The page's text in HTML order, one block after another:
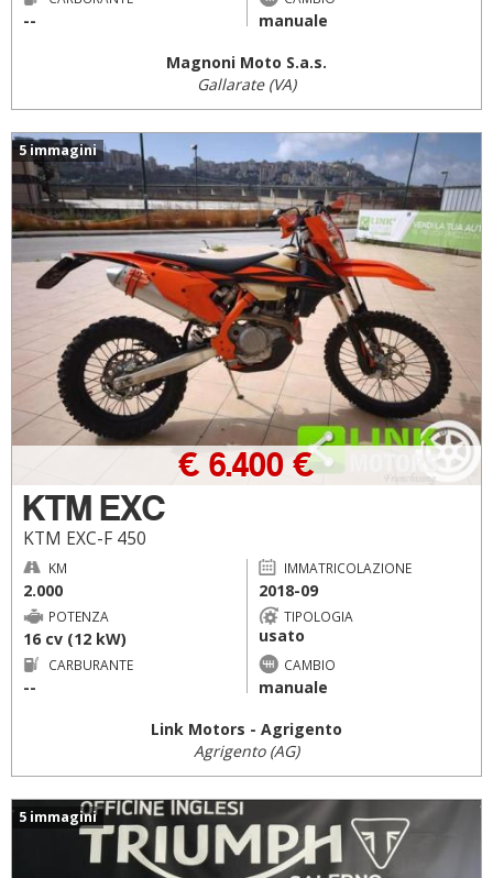
-- manuale
Magnoni Moto S.a.s.
Gallarate (VA)
5 immagini
KTM EXC
KTM EXC-F 450
€ 6.400 €
KM
2.000
IMMATRICOLAZIONE
2018-09
POTENZA
16 cv (12 kW)
TIPOLOGIA
usato
CARBURANTE
--
CAMBIO
manuale
Link Motors - Agrigento
Agrigento (AG)
5 immagini